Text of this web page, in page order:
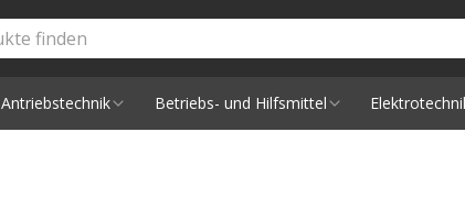
Antriebstechnik Betriebs- und Hilfsmittel